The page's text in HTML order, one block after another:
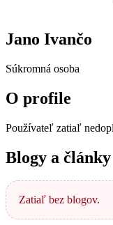
Jano Ivančo
Súkromná osoba
O profile
Používateľ zatiaľ
Blogy a články
Zatiaľ bez blogov.